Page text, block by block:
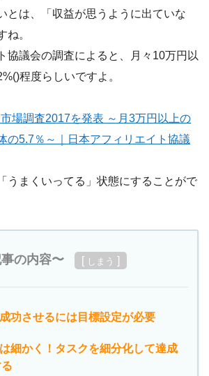
とは、「収益が思うように出ていな
ね。
協議会の調査によると、月々10万円以
程度らしいですよ。
場調査2017を発表 ～月3万円以上の
の5.7％～｜日本アフィリエイト協議
うまくいってる」状態にすることがで
の内容〜 [ しまう ]
功させるには目標設定が必要
細かく！タスクを細分化して達成